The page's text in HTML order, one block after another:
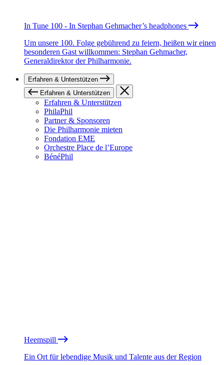
In Tune 100 - In Stephan Gehmacher’s headphones
Um unsere 100. Folge gebührend zu feiern, heißen wir einen
besonderen Gast willkommen: Stephan Gehmacher,
Generaldirektor der Philharmonie.
Erfahren & Unterstützen
Erfahren & Unterstützen
Erfahren & Unterstützen
PhilaPhil
Partner & Sponsoren
Die Philharmonie mieten
Fondation EME
Orchestre Place de l’Europe
BénéPhil
Heemspill
Ein Ort für lebendige Musik und Talente aus der Region